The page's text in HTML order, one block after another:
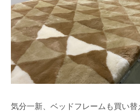
気分一新、ベッドフレームも買い替